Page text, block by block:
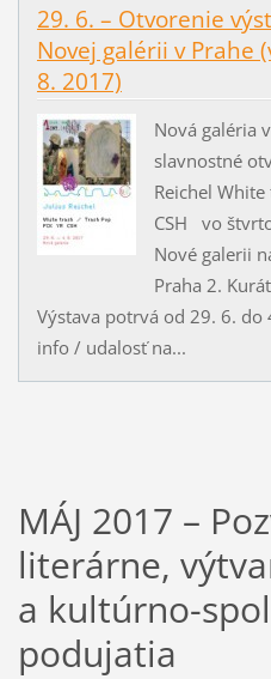
29. 6. – Otvorenie
Novej galérii v Prahe
8. 2017)
Nová galéria
slavnostné
Reichel White
CSH vo
Nové galerii
Praha 2.
Výstava potrvá od 29. 6. do
info / udalosť na...
MÁJ 2017 –
literárne,
a kultúrno-
podujatia